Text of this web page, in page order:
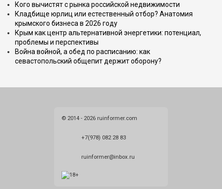
Кого вычистят с рынка российской недвижимости
Кладбище юрлиц или естественный отбор? Анатомия
крымского бизнеса в 2026 году
Крым как центр альтернативной энергетики: потенциал,
проблемы и перспективы
Война войной, а обед по расписанию: как
севастопольский общепит держит оборону?
© 2014 - 2026 ruinformer.com
+7(978) 082 28 83
ruinformer@inbox.ru